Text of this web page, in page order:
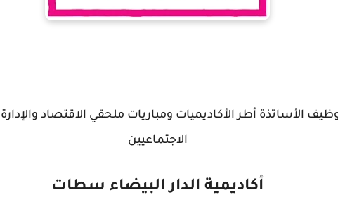
الأساتذة أطر الأكاديميات ومباريات ملحقي الاقتصاد
الاجتماعيين
أكاديمية الدار البيضاء سطات